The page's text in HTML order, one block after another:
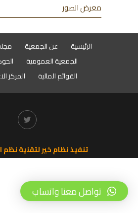
معرض الصور
الرئيسية عن الجمعية
الجمعية العمومية
القوائم المالية
المركز
تنفيذ نظام خير لتقنية
تواصل معنا واتساب